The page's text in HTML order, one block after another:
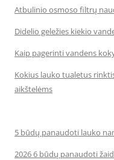
Atbulinio osmoso filtrų
Didelio geležies kiekio
Kaip pagerinti vandens
Kokius lauko tualetus
aikštelėms
5 būdų panaudoti lauko
2026 6 būdų panaudoti